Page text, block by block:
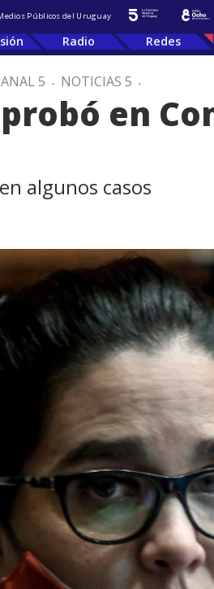
Públicos del Uruguay
Radio Redes
5 . NOTICIAS 5 .
en
algunos casos